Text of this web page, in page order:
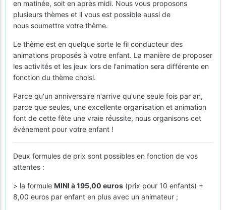
en matinée, soit en après midi. Nous vous proposons
plusieurs thèmes et il vous est possible aussi de
nous soumettre votre thème.
Le thème est en quelque sorte le fil conducteur des
animations proposés à votre enfant. La manière de proposer
les activités et les jeux lors de l'animation sera différente en
fonction du thème choisi.
Parce qu'un anniversaire n'arrive qu'une seule fois par an,
parce que seules, une excellente organisation et animation
font de cette fête une vraie réussite, nous organisons cet
événement pour votre enfant !
Deux formules de prix sont possibles en fonction de vos
attentes :
> la formule MINI à 195,00 euros (prix pour 10 enfants) +
8,00 euros par enfant en plus avec un animateur ;